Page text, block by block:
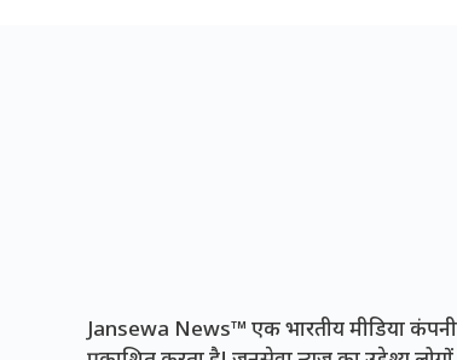
Jansewa News™ एक भारतीय मीडिया